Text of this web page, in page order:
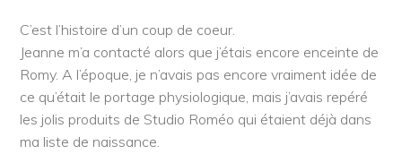
C’est l’histoire d’un coup de coeur.
Jeanne m’a contacté alors que j’étais encore enceinte de
Romy. A l’époque, je n’avais pas encore vraiment idée de
ce qu’était le portage physiologique, mais j’avais repéré
les jolis produits de Studio Roméo qui étaient déjà dans
ma liste de naissance.